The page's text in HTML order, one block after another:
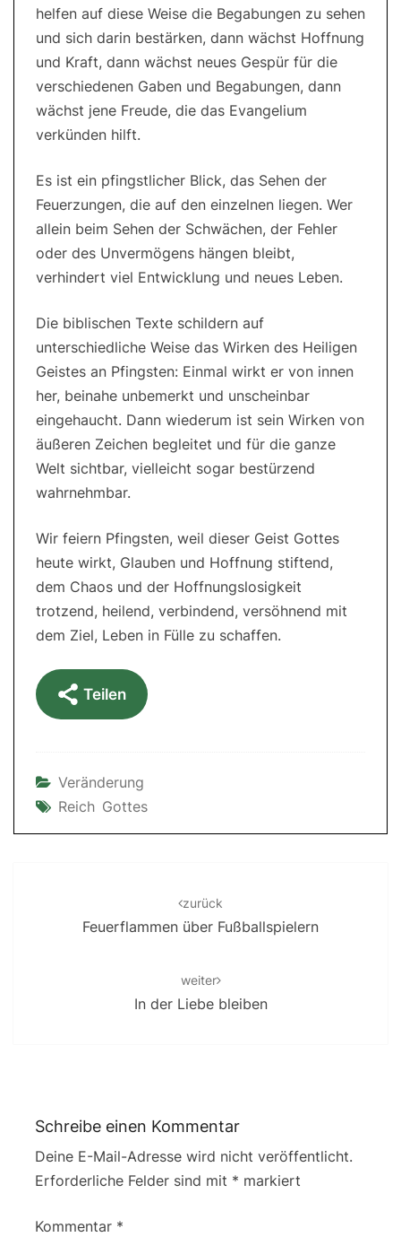
helfen auf diese Weise die Begabungen zu sehen
und sich darin bestärken, dann wächst Hoffnung
und Kraft, dann wächst neues Gespür für die
verschiedenen Gaben und Begabungen, dann
wächst jene Freude, die das Evangelium
verkünden hilft.
Es ist ein pfingstlicher Blick, das Sehen der
Feuerzungen, die auf den einzelnen liegen. Wer
allein beim Sehen der Schwächen, der Fehler
oder des Unvermögens hängen bleibt,
verhindert viel Entwicklung und neues Leben.
Die biblischen Texte schildern auf
unterschiedliche Weise das Wirken des Heiligen
Geistes an Pfingsten: Einmal wirkt er von innen
her, beinahe unbemerkt und unscheinbar
eingehaucht. Dann wiederum ist sein Wirken von
äußeren Zeichen begleitet und für die ganze
Welt sichtbar, vielleicht sogar bestürzend
wahrnehmbar.
Wir feiern Pfingsten, weil dieser Geist Gottes
heute wirkt, Glauben und Hoffnung stiftend,
dem Chaos und der Hoffnungslosigkeit
trotzend, heilend, verbindend, versöhnend mit
dem Ziel, Leben in Fülle zu schaffen.
Teilen
Veränderung
Reich Gottes
zurück
Feuerflammen über Fußballspielern
weiter
In der Liebe bleiben
Schreibe einen Kommentar
Deine E-Mail-Adresse wird nicht veröffentlicht.
Erforderliche Felder sind mit * markiert
Kommentar *